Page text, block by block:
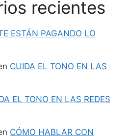
recientes
ESTÁN PAGANDO LO
CUIDA EL TONO EN LAS
EL TONO EN LAS REDES
CÓMO HABLAR CON